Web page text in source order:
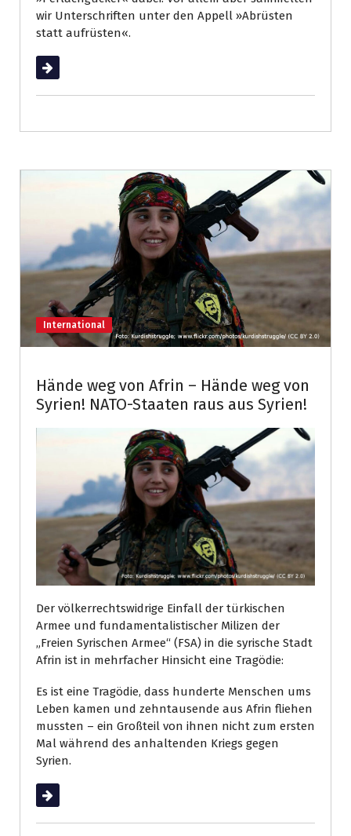
wir Unterschriften unter den Appell »Abrüsten
statt aufrüsten«.
Weiterlesen
International
Hände weg von Afrin – Hände weg von
Syrien! NATO-Staaten raus aus Syrien!
Der völkerrechtswidrige Einfall der türkischen
Armee und fundamentalistischer Milizen der
„Freien Syrischen Armee“ (FSA) in die syrische Stadt
Afrin ist in mehrfacher Hinsicht eine Tragödie:
Es ist eine Tragödie, dass hunderte Menschen ums
Leben kamen und zehntausende aus Afrin fliehen
mussten – ein Großteil von ihnen nicht zum ersten
Mal während des anhaltenden Kriegs gegen
Syrien.
Weiterlesen